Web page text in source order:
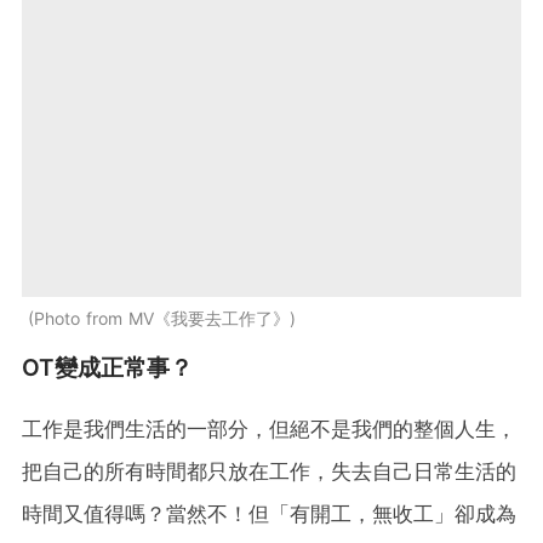
Photo from MV《我要去工作了》
OT變成正常事？
工作是我們生活的一部分，但絕不是我們的整個人生，
把自己的所有時間都只放在工作，失去自己日常生活的
時間又值得嗎？當然不！但「有開工，無收工」卻成為